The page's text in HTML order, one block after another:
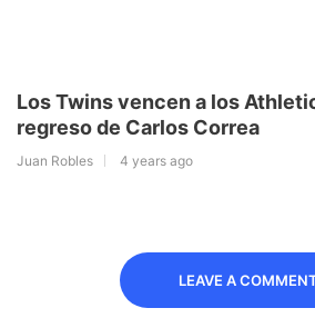
Los Twins vencen a los
regreso de Carlos Correa
Juan Robles 4 years ago
LEAVE A